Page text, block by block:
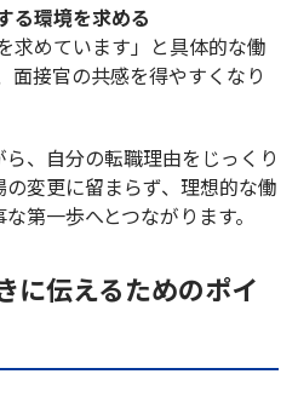
る環境を求める
求めています」と具体的な働
面接官の共感を得やすくなり
、自分の転職理由をじっくり
変更に留まらず、理想的な働
第一歩へとつながります。
に伝えるためのポイ